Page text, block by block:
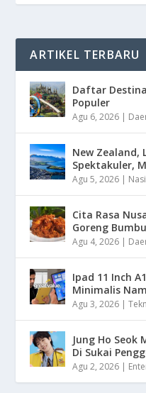
ARTIKEL TERBARU
Daftar
Populer
Agu 6, 2026 |
New Zealand,
Spektakuler,
Agu 5, 2026 |
Cita Rasa
Goreng
Agu 4, 2026 |
Ipad 11 Inch
Minimalis
Agu 3, 2026 |
Jung Ho
Di Sukai
Agu 2, 2026 |